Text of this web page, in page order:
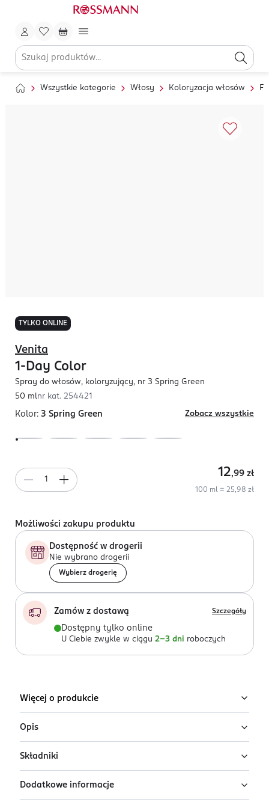
Wszystkie kategorie Włosy Koloryzacja włosów
TYLKO ONLINE
Venita
1-Day Color
Spray do włosów, koloryzujący, nr 3 Spring Green
50 mlnr kat. 254421
Kolor: 3 Spring Green Zobacz wszystkie
12,99 zł
100 ml = 25,98 zł
Możliwości zakupu produktu
Dostępność w drogerii
Nie wybrano drogerii
Wybierz drogerię
Zamów z dostawą Szczegóły
Dostępny tylko online
U Ciebie zwykle w ciągu 2-3 dni roboczych
Więcej o produkcie
Opis
Koloryzujący spray do włosów Venita 1-Day Color w
kolorze Spring Green, który zmywa się po pierwszym
myciu. Bezpieczna formuła nie zawiera rozjaśniaczy,
utleniaczy i barwników trwale koloryzujących.
Składniki
Butane, Alcohol Denat., Propane, Isobutane, CI 77891, CI
77019, CI 77288, Acrylates/T-Butylacrylamide
Dodatkowe informacje